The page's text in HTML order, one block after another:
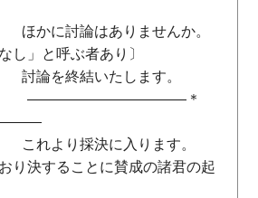
ほかに討論はありませんか。
呼ぶ者あり〕
討論を終結いたします。
＊
これより採決に入ります。
り決することに賛成の諸君の起